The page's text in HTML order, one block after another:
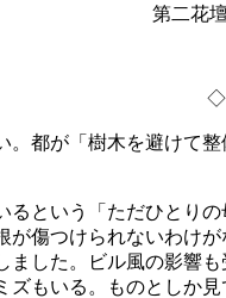
第二花
都が「樹木を避けて
という「ただひとり
が傷つけられないわけ
ました。ビル風の影
もいる。ものとしか